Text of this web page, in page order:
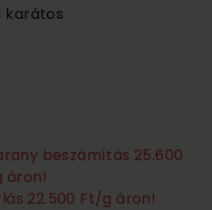
karátos
beszámítás 25.600
áron!
22.500 Ft/g áron!